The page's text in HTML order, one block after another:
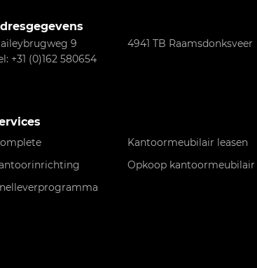
9
4941 TB Raamsdonksveer
+31 (0)162 580654
Kantoormeubilair leasen
Opkoop kantoormeubilair